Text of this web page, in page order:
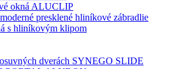
okná ALUCLIP
presklené hliníkové zábradlie
s hliníkovým klipom
dverách SYNEGO SLIDE